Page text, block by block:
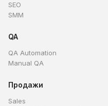
SEO
SMM
QA
QA Automation
Manual QA
Продажи
Sales